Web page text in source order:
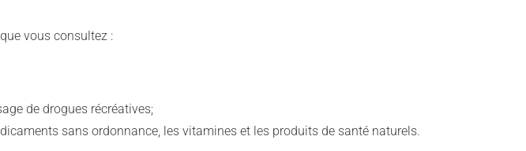
vous consultez :
de drogues récréatives;
sans ordonnance, les vitamines et les produits de santé naturels.